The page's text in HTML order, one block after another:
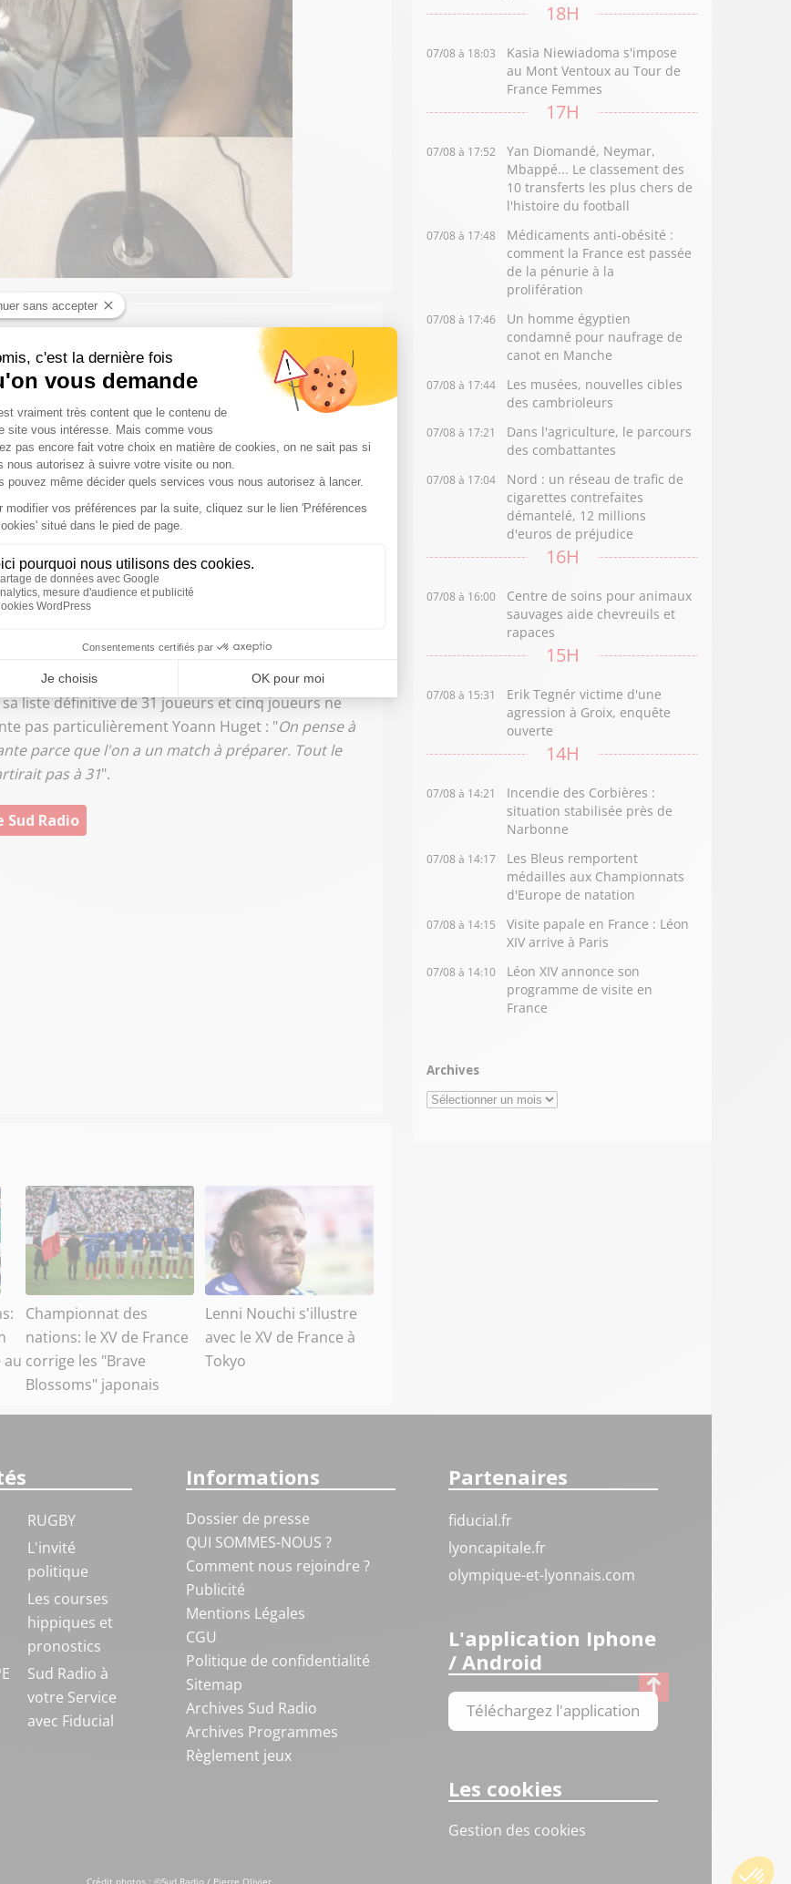
l'invité de Rugby & Cie
préparation contre
au Stade de France.
plan individuel peut fonctionner que si le collectif
collectivement" a déclaré Yoann Huget au micro
son jeu offensif, des critiques que l'ailier de
des lignes est normale parce que ça fait deux
vis de ce premier match et continuer de travailler. Il
avec ces deux mois de préparation. Demain, tout
nous servir pour travailler les fondamentaux. Au-
match, il faudra être patient et pragmatique.
liste définitive de 31 joueurs et cinq joueurs ne
pas particulièrement Yoann Huget : "On pense à
parce que l'on a un match à préparer. Tout le
pas à 31".
Sud Radio
au
Championnat des
nations: le XV de France
corrige les "Brave
Blossoms" japonais
Lenni Nouchi s'illustre
avec le XV de France à
Tokyo
18H
07/08 à 18:03
Kasia Niewiadoma s'impose
au Mont Ventoux au Tour de
France Femmes
17H
07/08 à 17:52
Yan Diomandé, Neymar,
Mbappé... Le classement des
10 transferts les plus chers de
l'histoire du football
07/08 à 17:48
Médicaments anti-obésité :
comment la France est passée
de la pénurie à la
prolifération
07/08 à 17:46
Un homme égyptien
condamné pour naufrage de
canot en Manche
07/08 à 17:44
Les musées, nouvelles cibles
des cambrioleurs
07/08 à 17:21
Dans l'agriculture, le parcours
des combattantes
07/08 à 17:04
Nord : un réseau de trafic de
cigarettes contrefaites
démantelé, 12 millions
d'euros de préjudice
16H
07/08 à 16:00
Centre de soins pour animaux
sauvages aide chevreuils et
rapaces
15H
07/08 à 15:31
Erik Tegnér victime d'une
agression à Groix, enquête
ouverte
14H
07/08 à 14:21
Incendie des Corbières :
situation stabilisée près de
Narbonne
07/08 à 14:17
Les Bleus remportent
médailles aux Championnats
d'Europe de natation
07/08 à 14:15
Visite papale en France : Léon
XIV arrive à Paris
07/08 à 14:10
Léon XIV annonce son
programme de visite en
France
Archives
Archives
RUGBY
L'invité
politique
Les courses
hippiques et
pronostics
Sud Radio à
votre Service
avec Fiducial
Informations
Dossier de presse
QUI SOMMES-NOUS ?
Comment nous rejoindre ?
Publicité
Mentions Légales
CGU
Politique de confidentialité
Sitemap
Archives Sud Radio
Archives Programmes
Règlement jeux
Partenaires
fiducial.fr
lyoncapitale.fr
olympique-et-lyonnais.com
L'application Iphone
/ Android
Téléchargez l'application
Les cookies
Gestion des cookies
Crédit photos : ©Sud Radio / Pierre Olivier